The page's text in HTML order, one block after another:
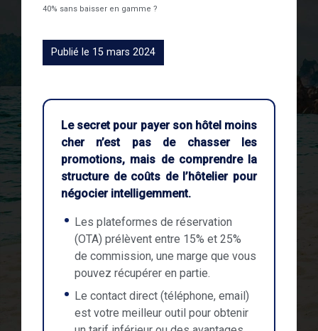
40% sans baisser en gamme ?
Publié le 15 mars 2024
Le secret pour payer son hôtel moins
cher n’est pas de chasser les
promotions, mais de comprendre la
structure de coûts de l’hôtelier pour
négocier intelligemment.
Les plateformes de réservation
(OTA) prélèvent entre 15% et 25%
de commission, une marge que vous
pouvez récupérer en partie.
Le contact direct (téléphone, email)
est votre meilleur outil pour obtenir